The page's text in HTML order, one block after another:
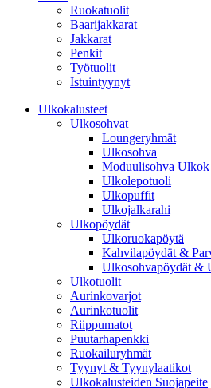
Ruokatuolit
Baarijakkarat
Jakkarat
Penkit
Työtuolit
Istuintyynyt
Ulkokalusteet
Ulkosohvat
Loungeryhmät
Ulkosohva
Moduulisohva Ulkok
Ulkolepotuoli
Ulkopuffit
Ulkojalkarahi
Ulkopöydät
Ulkoruokapöytä
Kahvilapöydät &
Ulkosohvapöydät &
Ulkotuolit
Aurinkovarjot
Aurinkotuolit
Riippumatot
Puutarhapenkki
Ruokailuryhmät
Tyynyt & Tyynylaatikot
Ulkokalusteiden Suojapeite